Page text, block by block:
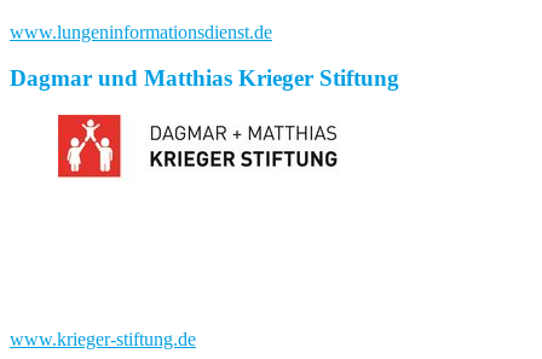
www.lungeninformationsdienst.de
Dagmar und Matthias Krieger Stiftung
www.krieger-stiftung.de